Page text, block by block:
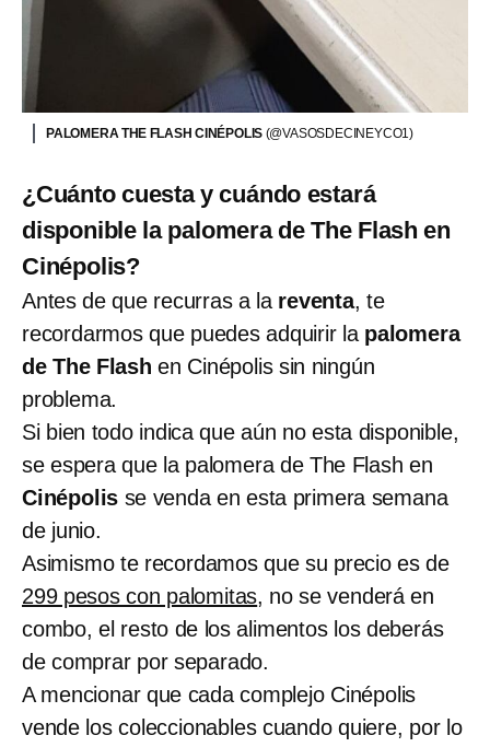
PALOMERA THE FLASH CINÉPOLIS (@VASOSDECINEYCO1)
¿Cuánto cuesta y cuándo estará
disponible la palomera de The Flash en
Cinépolis?
Antes de que recurras a la reventa, te
recordarmos que puedes adquirir la palomera
de The Flash en Cinépolis sin ningún
problema.
Si bien todo indica que aún no esta disponible,
se espera que la palomera de The Flash en
Cinépolis se venda en esta primera semana
de junio.
Asimismo te recordamos que su precio es de
299 pesos con palomitas, no se venderá en
combo, el resto de los alimentos los deberás
de comprar por separado.
A mencionar que cada complejo Cinépolis
vende los coleccionables cuando quiere, por lo